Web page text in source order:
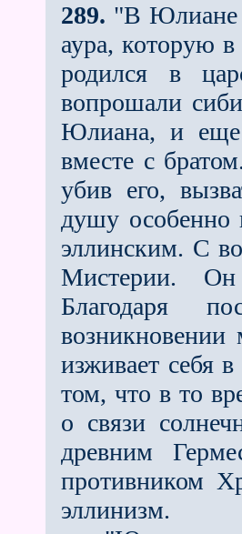
289. "В Юлиане
аура, которую
родился в
вопрошали
Юлиана, и ещe
вместе с
убив его,
душу особенно
эллинским. С
Мистерии.
Благодаря
возникновении
изживает себя
том, что в то
о связи
древним
противником
эллинизм.